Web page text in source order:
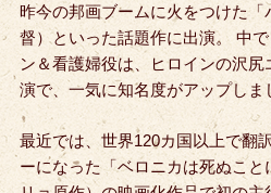
昨今の邦画ブームに火をつけた
督）といった話題作に出演。 中
ン＆看護婦役は、ヒロインの沢
演で、一気に知名度がアップしま
最近では、世界120カ国以上で翻
ーになった「ベロニカは死ぬこ